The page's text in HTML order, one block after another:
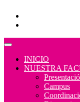
INICIO
NUESTRA
Campus